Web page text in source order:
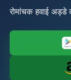
रोमांचक हवाई अड्डे